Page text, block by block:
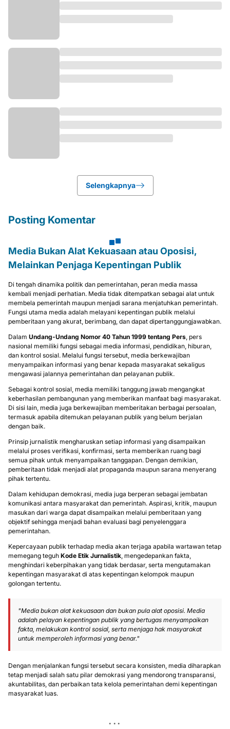
Selengkapnya
Posting Komentar
Media Bukan Alat Kekuasaan atau Oposisi,
Melainkan Penjaga Kepentingan Publik
Di tengah dinamika politik dan pemerintahan, peran media massa
kembali menjadi perhatian. Media tidak ditempatkan sebagai alat untuk
membela pemerintah maupun menjadi sarana menjatuhkan pemerintah.
Fungsi utama media adalah melayani kepentingan publik melalui
pemberitaan yang akurat, berimbang, dan dapat dipertanggungjawabkan.
Dalam Undang-Undang Nomor 40 Tahun 1999 tentang Pers, pers
nasional memiliki fungsi sebagai media informasi, pendidikan, hiburan,
dan kontrol sosial. Melalui fungsi tersebut, media berkewajiban
menyampaikan informasi yang benar kepada masyarakat sekaligus
mengawasi jalannya pemerintahan dan pelayanan publik.
Sebagai kontrol sosial, media memiliki tanggung jawab mengangkat
keberhasilan pembangunan yang memberikan manfaat bagi masyarakat.
Di sisi lain, media juga berkewajiban memberitakan berbagai persoalan,
termasuk apabila ditemukan pelayanan publik yang belum berjalan
dengan baik.
Prinsip jurnalistik mengharuskan setiap informasi yang disampaikan
melalui proses verifikasi, konfirmasi, serta memberikan ruang bagi
semua pihak untuk menyampaikan tanggapan. Dengan demikian,
pemberitaan tidak menjadi alat propaganda maupun sarana menyerang
pihak tertentu.
Dalam kehidupan demokrasi, media juga berperan sebagai jembatan
komunikasi antara masyarakat dan pemerintah. Aspirasi, kritik, maupun
masukan dari warga dapat disampaikan melalui pemberitaan yang
objektif sehingga menjadi bahan evaluasi bagi penyelenggara
pemerintahan.
Kepercayaan publik terhadap media akan terjaga apabila wartawan tetap
memegang teguh Kode Etik Jurnalistik, mengedepankan fakta,
menghindari keberpihakan yang tidak berdasar, serta mengutamakan
kepentingan masyarakat di atas kepentingan kelompok maupun
golongan tertentu.
"Media bukan alat kekuasaan dan bukan pula alat oposisi. Media
adalah pelayan kepentingan publik yang bertugas menyampaikan
fakta, melakukan kontrol sosial, serta menjaga hak masyarakat
untuk memperoleh informasi yang benar."
Dengan menjalankan fungsi tersebut secara konsisten, media diharapkan
tetap menjadi salah satu pilar demokrasi yang mendorong transparansi,
akuntabilitas, dan perbaikan tata kelola pemerintahan demi kepentingan
masyarakat luas.